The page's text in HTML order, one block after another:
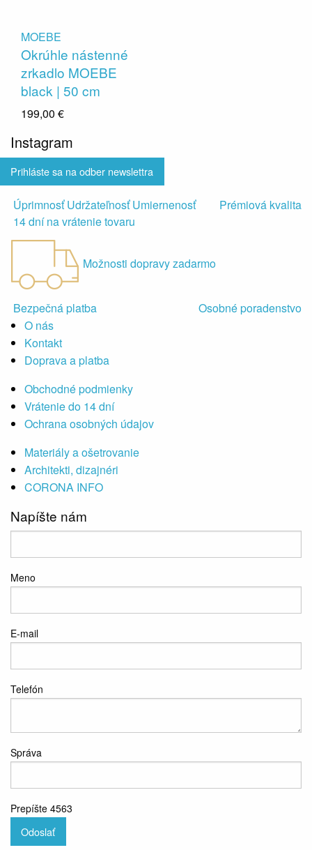
MOEBE
Okrúhle nástenné
zrkadlo MOEBE
black | 50 cm
199,00 €
Instagram
Prihláste sa na odber newslettra
Úprimnosť Udržateľnosť Umiernenosť
Prémiová kvalita
14 dní na vrátenie tovaru
Možnosti dopravy zadarmo
Bezpečná platba
Osobné poradenstvo
O nás
Kontakt
Doprava a platba
Obchodné podmienky
Vrátenie do 14 dní
Ochrana osobných údajov
Materiály a ošetrovanie
Architekti, dizajnéri
CORONA INFO
Napíšte nám
Meno
E-mail
Telefón
Správa
Prepíšte 4563
Odoslať